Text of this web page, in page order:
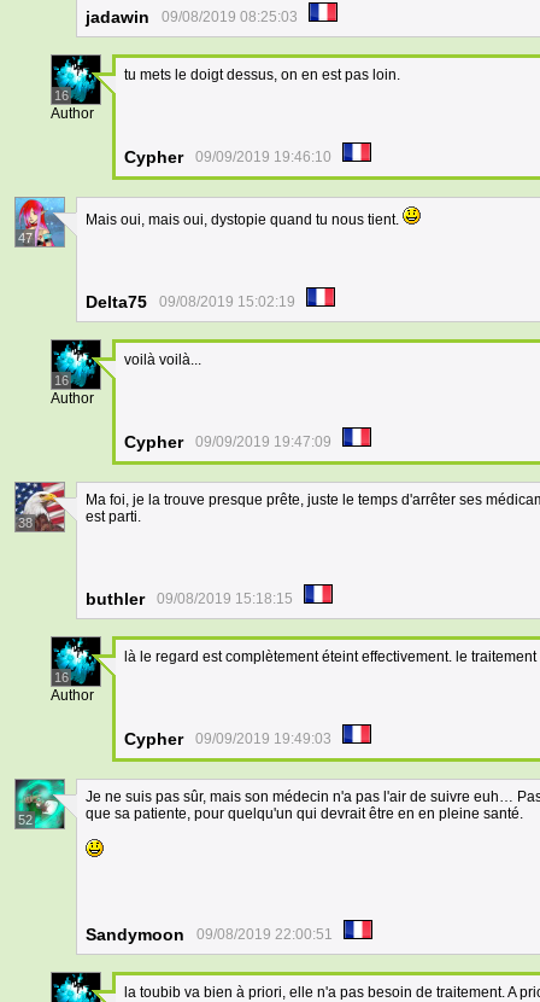
jadawin 09/08/2019 08:25:03
16
Author
tu mets le doigt dessus, on en est pas loin.
Cypher 09/09/2019 19:46:10
47
Mais oui, mais oui, dystopie quand tu nous tient.
Delta75 09/08/2019 15:02:19
16
Author
voilà voilà...
Cypher 09/09/2019 19:47:09
38
Ma foi, je la trouve presque prête, juste le temps d'arrêter ses
est parti.
buthler 09/08/2019 15:18:15
16
Author
là le regard est complètement éteint effectivement. le
Cypher 09/09/2019 19:49:03
52
Je ne suis pas sûr, mais son médecin n'a pas l'air de suivre euh…
que sa patiente, pour quelqu'un qui devrait être en en pleine santé.
Sandymoon 09/08/2019 22:00:51
la toubib va bien à priori, elle n'a pas besoin de traitement. A